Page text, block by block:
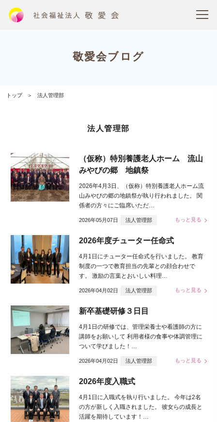
敬愛会ブログ
トップ 法人管理部
法人管理部
（仮称）特別養護老人ホーム 流山
みやびの郷 地鎮祭
2026年4月3日、（仮称）特別養護老人ホーム流
山みやびの郷の地鎮祭が執り行われました。 関
係者の方々にご臨席いただ…
2026年05月07日 法人管理部 もっと見る
2026年度チューター任命式
4月1日にチューター任命式を行いました。 教育
制度の一つで教育担当の先輩との顔合わせで
す。 激励の言葉とおいしい料理…
2026年04月02日 法人管理部 もっと見る
新卒基礎研修３日目
4月1日の研修では、管理栄養士や看護師の方に
講師をお願いして 利用者様の食事や体調管理に
ついて学びました！…
2026年04月02日 法人管理部 もっと見る
2026年度入職式
4月1日に入職式を執り行いました。 今年は2名
の方が新しく入職されました。 彼女らの成長と
活躍を期待しています！…